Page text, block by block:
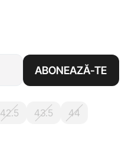
ABONEAZĂ-TE
42.5 43.5
44